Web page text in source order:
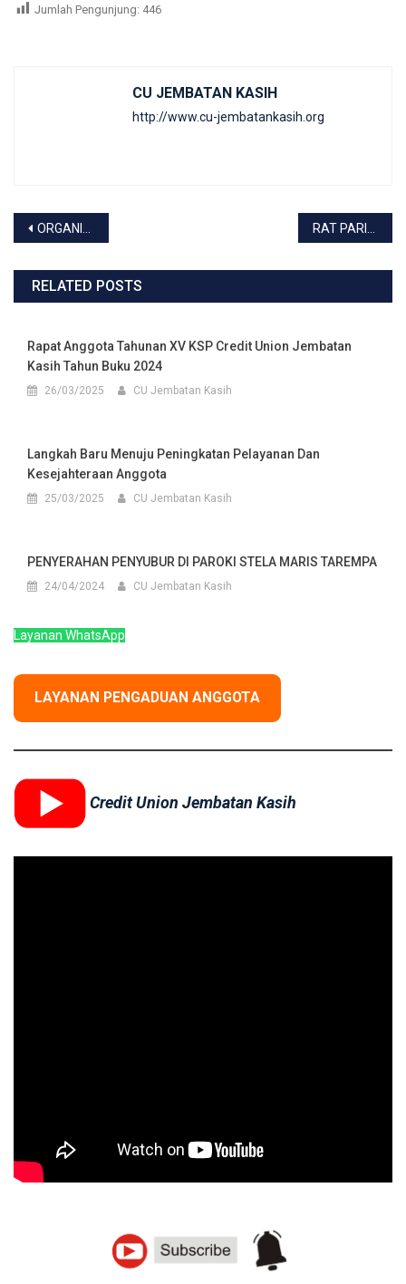
Jumlah Pengunjung: 446
CU JEMBATAN KASIH
http://www.cu-jembatankasih.org
Navigasi
pos
ORGANIZATION DEVELOPMENT CREDIT UNION JEMBATAN KASIH TAHUN 2022
RELATED POSTS
Rapat Anggota Tahunan XV KSP Credit Union Jembatan
Kasih Tahun Buku 2024
26/03/2025 CU Jembatan Kasih
Langkah Baru Menuju Peningkatan Pelayanan Dan
Kesejahteraan Anggota
25/03/2025 CU Jembatan Kasih
PENYERAHAN PENYUBUR DI PAROKI STELA MARIS TAREMPA
24/04/2024 CU Jembatan Kasih
Layanan WhatsApp
LAYANAN PENGADUAN ANGGOTA
Credit Union Jembatan Kasih